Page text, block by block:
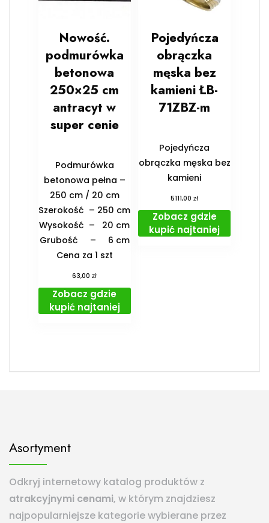
Nowość.
podmurówka
betonowa
250×25 cm
antracyt w
super cenie
Podmurówka
betonowa pełna –
250 cm / 20 cm
Szerokość – 250 cm
Wysokość – 20 cm
Grubość – 6 cm
Cena za 1 szt
63,00zł
Zobacz gdzie
kupić najtaniej
Pojedyńcza
obrączka
męska bez
kamieni ŁB-
71ZBZ-m
Pojedyńcza
obrączka męska bez
kamieni
5111,00zł
Zobacz gdzie
kupić najtaniej
Asortyment
Odkryj internetowy katalog produktów z
atrakcyjnymi cenami, w którym znajdziesz
najpopularniejsze kategorie wybierane przez